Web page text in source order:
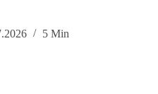
5 Min